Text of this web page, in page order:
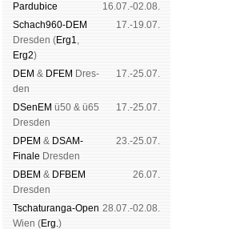
Pardu­bice
16.07.-02.08.
Schach960-DEM
Dres­den (Erg1,
Erg2)
17.-19.07.
DEM & DFEM Dres­
den
17.-25.07.
DSenEM ü50 & ü65
Dres­den
17.-25.07.
DPEM & DSAM-
Finale Dres­den
23.-25.07.
DBEM & DFBEM
Dres­den
26.07.
Tschaturanga-Open
Wien (Erg.)
28.07.-02.08.